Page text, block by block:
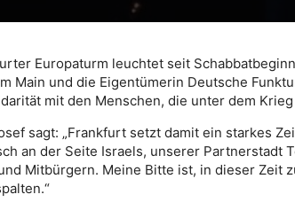
Europaturm leuchtet seit
Main und die Eigentümerin Deutsche
mit den Menschen, die unter dem
sagt: „Frankfurt setzt damit ein starkes
an der Seite Israels, unserer Partnerstadt
Mitbürgern. Meine Bitte ist, in dieser Zeit